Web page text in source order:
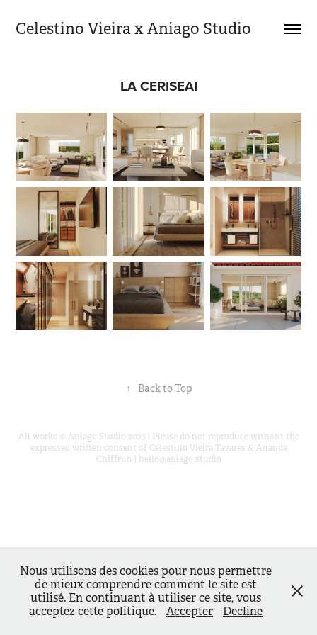
Celestino Vieira x Aniago Studio
LA CERISEAI
↑ Back to Top
All works © Aniago Studio 2023 | Please do not reproduce without the
expressed written consent of Celestino Vieira Tavares & Ananda
Chiffrun | hello@aniago.studio
Nous utilisons des cookies pour nous permettre
de mieux comprendre comment le site est
utilisé. En continuant à utiliser ce site, vous
acceptez cette politique.
Accepter Decline